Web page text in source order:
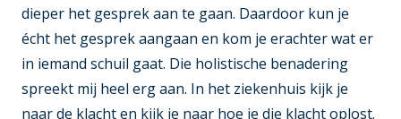
dieper het gesprek aan te gaan. Daardoor kun je
écht het gesprek aangaan en kom je erachter wat er
in iemand schuil gaat. Die holistische benadering
spreekt mij heel erg aan. In het ziekenhuis kijk je
naar de klacht en kijk je naar hoe je die klacht oplost.